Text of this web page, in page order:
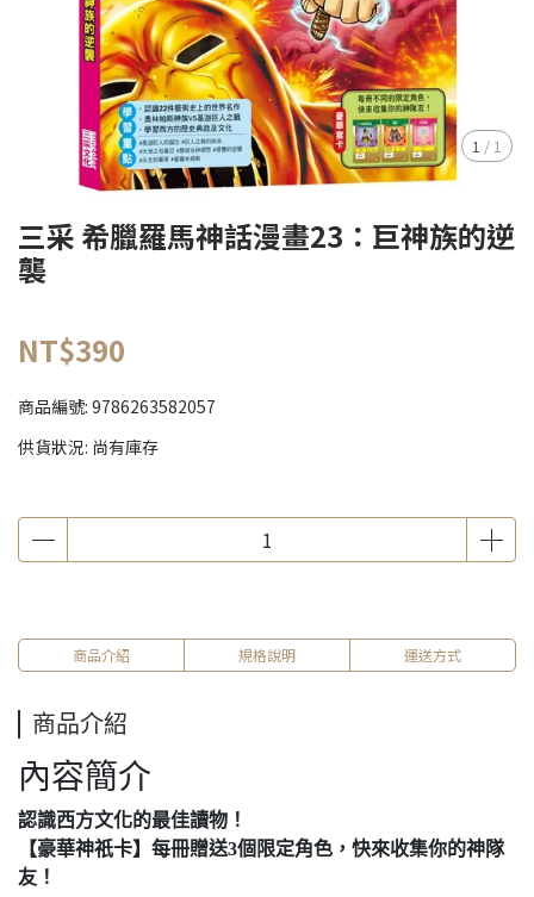
1 /1
三采 希臘羅馬神話漫畫23：巨神族的逆
襲
NT$390
商品編號: 9786263582057
供貨狀況: 尚有庫存
商品介紹 規格說明 運送方式
商品介紹
內容簡介
認識西方文化的最佳讀物！
​【豪華神祇卡】每冊贈送3個限定角色，快來收集你的神隊
友！